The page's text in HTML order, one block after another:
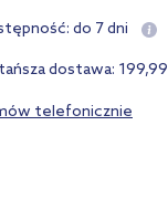
do 7 dni
dostawa: 199,99
telefonicznie